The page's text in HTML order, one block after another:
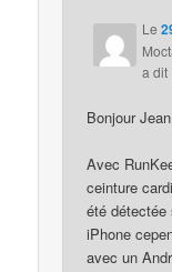
Le
a dit
Bonjour
Avec
ceinture
été détectée
iPhone
avec un